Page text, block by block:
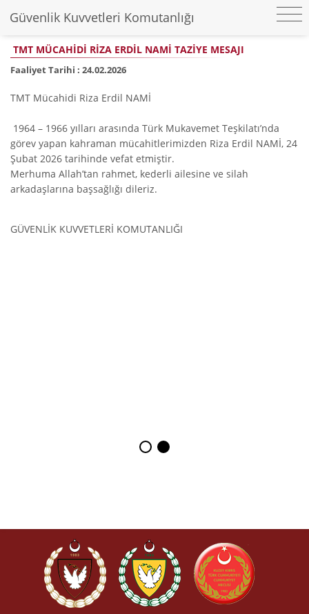
Güvenlik Kuvvetleri Komutanlığı
TMT MÜCAHİDİ RİZA ERDİL NAMİ TAZİYE MESAJI
Faaliyet Tarihi : 24.02.2026
TMT Mücahidi Riza Erdil NAMİ
1964 – 1966 yılları arasında Türk Mukavemet Teşkilatı’nda
görev yapan kahraman mücahitlerimizden Riza Erdil NAMİ, 24
Şubat 2026 tarihinde vefat etmiştir.
Merhuma Allah’tan rahmet, kederli ailesine ve silah
arkadaşlarına başsağlığı dileriz.
GÜVENLİK KUVVETLERİ KOMUTANLIĞI